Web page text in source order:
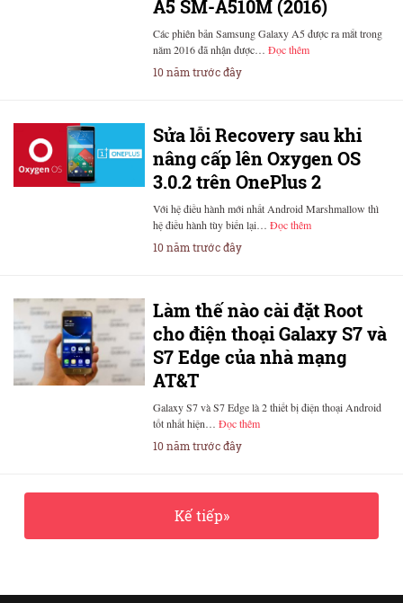
A5 SM-A510M (2016)
Các phiên bản Samsung Galaxy A5 được ra mắt trong
năm 2016 đã nhận được… Đọc thêm
10 năm trước đây
Sửa lỗi Recovery sau khi
nâng cấp lên Oxygen OS
3.0.2 trên OnePlus 2
Với hệ điều hành mới nhất Android Marshmallow thì
hệ điều hành tùy biến lại… Đọc thêm
10 năm trước đây
Làm thế nào cài đặt Root
cho điện thoại Galaxy S7 và
S7 Edge của nhà mạng
AT&T
Galaxy S7 và S7 Edge là 2 thiết bị điện thoại Android
tốt nhất hiện… Đọc thêm
10 năm trước đây
Kế tiếp»